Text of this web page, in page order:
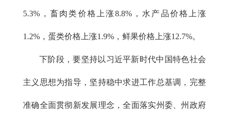
5.3%，畜肉类价格上涨8.8%，水产品价格上涨
1.2%，蛋类价格上涨1.9%，鲜果价格上涨12.7%。
下阶段，要坚持以习近平新时代中国特色社会
主义思想为指导，坚持稳中求进工作总基调，完整
准确全面贯彻新发展理念，全面落实州委、州政府